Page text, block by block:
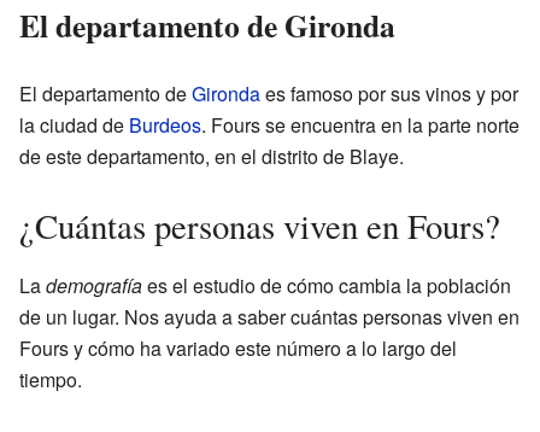
El departamento de Gironda
El departamento deGirondaes famoso por sus vinos y por
la ciudad de Burdeos. Fours se encuentra en la parte norte
de este departamento, en el distrito de Blaye.
¿Cuántas personas viven en Fours?
Lademografíaes el estudio de cómo cambia la población
de un lugar. Nos ayuda a saber cuántas personas viven en
Fours y cómo ha variado este número a lo largo del
tiempo.